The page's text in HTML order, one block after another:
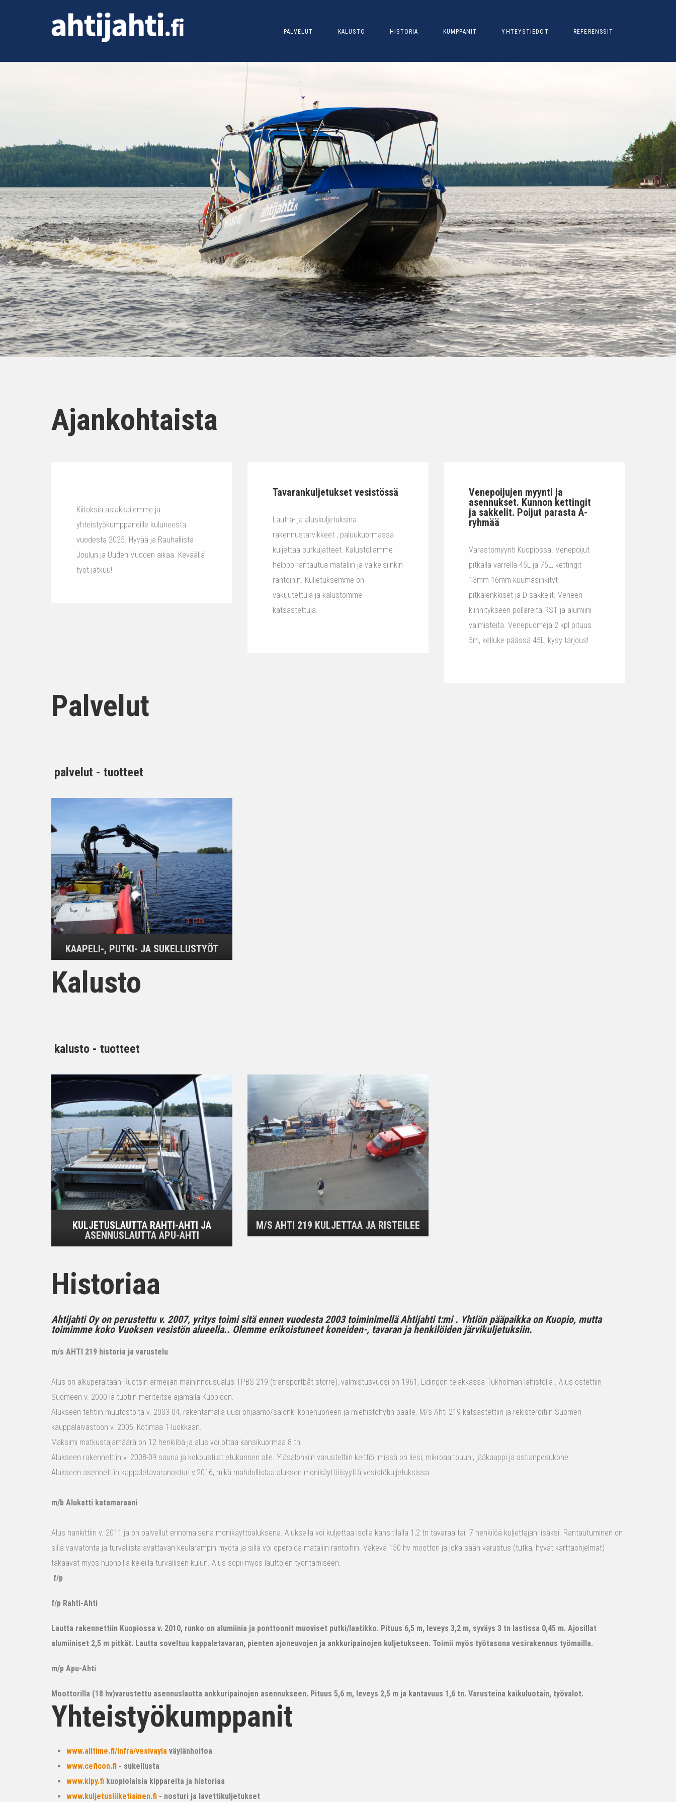
PALVELUT KALUSTO HISTORIA KUMPPANIT YHTEYSTIEDOT REFERENSSIT
Ajankohtaista
Kiitoksia asiakkailemme ja
yhteistyökumppaneille kuluneesta
vuodesta 2025. Hyvää ja Rauhallista
Joulun ja Uuden Vuoden aikaa. Keväällä
työt jatkuu!
Tavarankuljetukset vesistössä
Lautta- ja aluskuljetuksina
rakennustarvikkeet , paluukuormassa
kuljettaa purkujätteet. Kalustollamme
helppo rantautua mataliin ja vaikeisiinkin
rantoihin. Kuljetuksemme on
vakuutettuja ja kalustomme
katsastettuja.
Venepoijujen myynti ja
asennukset. Kunnon kettingit
ja sakkelit. Poijut parasta A-
ryhmää
Varastomyynti Kuopiossa. Venepoijut
pitkällä varrella 45L ja 75L, kettingit
13mm-16mm kuumasinkityt
pitkälenkkiset ja D-sakkelit. Veneen
kiinnitykseen pollareita RST ja alumiini
valmisteita. Venepuomeja 2 kpl pituus
5m, kelluke päässä 45L, kysy tarjous!
Palvelut
palvelut - tuotteet
KAAPELI-, PUTKI- JA SUKELLUSTYÖT
Kalusto
kalusto - tuotteet
KULJETUSLAUTTA RAHTI-AHTI JA
ASENNUSLAUTTA APU-AHTI
M/S AHTI 219 KULJETTAA JA RISTEILEE
Historiaa
Ahtijahti Oy on perustettu v. 2007, yritys toimi sitä ennen vuodesta 2003 toiminimellä Ahtijahti t:mi . Yhtiön pääpaikka on Kuopio, mutta
toimimme koko Vuoksen vesistön alueella.. Olemme erikoistuneet koneiden-, tavaran ja henkilöiden järvikuljetuksiin.
m/s AHTI 219 historia ja varustelu
Alus on alkuperältään Ruotsin armeijan maihinnousualus TPBS 219 (transportbåt större), valmistusvuosi on 1961, Lidingön telakkassa Tukholman lähistöllä . Alus ostettiin
Suomeen v. 2000 ja tuotiin meriteitse ajamalla Kuopioon.
Alukseen tehtiin muutostöitä v. 2003-04, rakentamalla uusi ohjaamo/salonki konehuoneen ja miehistöhytin päälle. M/s Ahti 219 katsastettiin ja rekisteröitiin Suomen
kauppalaivastoon v. 2005, Kotimaa 1-luokkaan.
Maksimi matkustajamäärä on 12 henkilöä ja alus voi ottaa kansikuormaa 8 tn.
Alukseen rakennettiin v. 2008-09 sauna ja kokoustilat etukannen alle. Yläsalonkiin varusteltiin keittiö, missä on liesi, mikroaaltouuni, jääkaappi ja astianpesukone.
Alukseen asennettiin kappaletavaranosturi v.2016, mikä mahdollistaa aluksen monikäyttöisyyttä vesistökuljetuksissa.
m/b Alukatti katamaraani
Alus hankittiin v. 2011 ja on palvellut erinomaisena monikäyttöaluksena. Aluksella voi kuljettaa isolla kansitilalla 1,2 tn tavaraa tai 7 henkilöä kuljettajan lisäksi. Rantautuminen on
sillä vaivatonta ja turvallista avattavan keularampin myötä ja sillä voi operoida mataliin rantoihin. Väkevä 150 hv moottori ja joka sään varustus (tutka, hyvät karttaohjelmat)
takaavat myös huonoilla keleillä turvallisen kulun. Alus sopii myös lauttojen työntämiseen.
f/p
f/p Rahti-Ahti
Lautta rakennettiin Kuopiossa v. 2010, runko on alumiinia ja ponttoonit muoviset putki/laatikko. Pituus 6,5 m, leveys 3,2 m, syväys 3 tn lastissa 0,45 m. Ajosillat
alumiiniset 2,5 m pitkät. Lautta soveltuu kappaletavaran, pienten ajoneuvojen ja ankkuripainojen kuljetukseen. Toimii myös työtasona vesirakennus työmailla.
m/p Apu-Ahti
Moottorilla (18 hv)varustettu asennuslautta ankkuripainojen asennukseen. Pituus 5,6 m, leveys 2,5 m ja kantavuus 1,6 tn. Varusteina kaikuluotain, työvalot.
Yhteistyökumppanit
www.alltime.fi/infra/vesivayla väylänhoitoa
www.ceficon.fi - sukellusta
www.klpy.fi kuopiolaisia kippareita ja historiaa
www.kuljetusliiketiainen.fi - nosturi ja lavettikuljetukset